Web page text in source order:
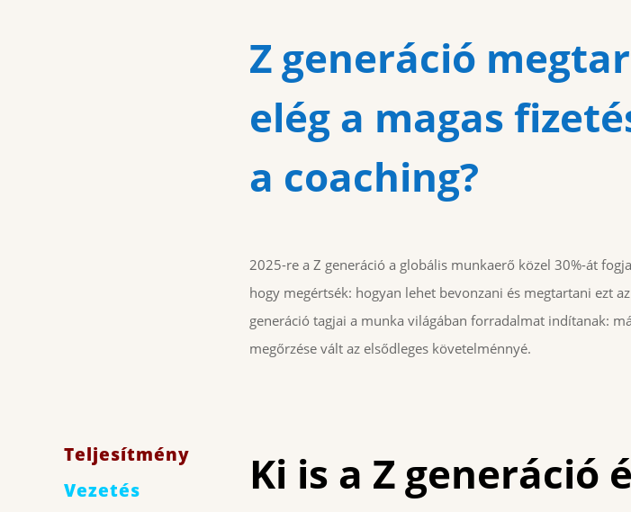
Teljesítmény
Vezetés
Z generáció
elég a magas
a coaching?
2025-re a Z generáció a globális munkaerő közel 30%-át
hogy megértsék: hogyan lehet bevonzani és megtartani ezt
generáció tagjai a munka világában forradalmat indítanak:
megőrzése vált az elsődleges követelménnyé.
Ki is a Z generáció